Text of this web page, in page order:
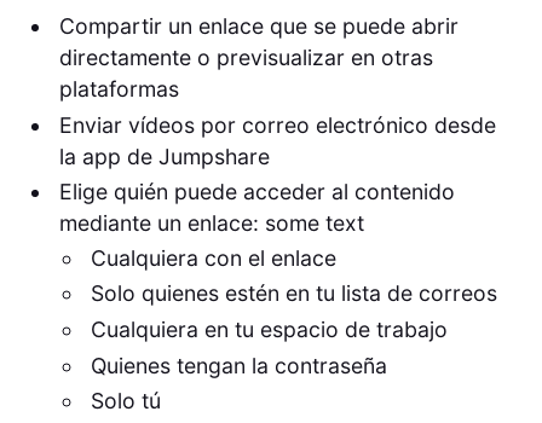
Compartir un enlace que se puede abrir
directamente o previsualizar en otras
plataformas
Enviar vídeos por correo electrónico desde
la app de Jumpshare
Elige quién puede acceder al contenido
mediante un enlace: some text
Cualquiera con el enlace
Solo quienes estén en tu lista de correos
Cualquiera en tu espacio de trabajo
Quienes tengan la contraseña
Solo tú